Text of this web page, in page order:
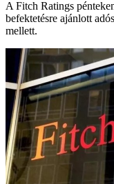
A Fitch Ratings
befektetésre ajánlott
mellett.